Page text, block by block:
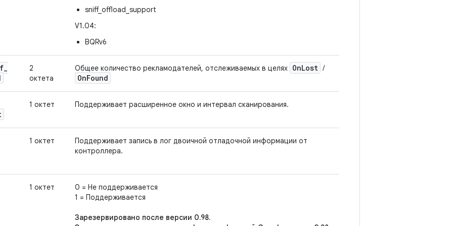
sniff_offload_support
V1.04:
BQRv6
_
2
октета
Общее количество рекламодателей, отслеживаемых в целях OnLost /
OnFound
1 октет Поддерживает расширенное окно и интервал сканирования.
1 октет
Поддерживает запись в лог двоичной отладочной информации от
контроллера.
1 октет
0 = Не поддерживается
1 = Поддерживается
Зарезервировано после версии 0.98.